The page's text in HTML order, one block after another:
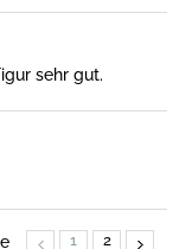
sehr gut.
1 2